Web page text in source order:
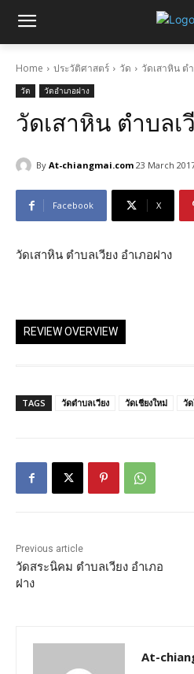
Home ประวัติศาสตร์ วัด วัดเสาหิน ต
วัด วัดอำเภอฝาง
วัดเสาหิน ตำบลเ
By At-chiangmai.com 23 March
Facebook X
วัดเสาหิน ตำบลเวียง อำเภอฝาง
REVIEW OVERVIEW
TAGS วัดตำบลเวียง วัดเชียงใหม่ วั
Previous article
วัดสระนิคม ตำบลเวียง อำเภอ
ฝาง
At-